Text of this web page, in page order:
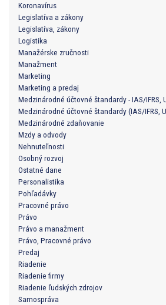
Koronavírus
Legislatíva a zákony
Legislatíva, zákony
Logistika
Manažérske zručnosti
Manažment
Marketing
Marketing a predaj
Medzinárodné účtovné štandardy - IAS/IFRS,
Medzinárodné účtovné štandardy (IAS/IFRS,
Medzinárodné zdaňovanie
Mzdy a odvody
Nehnuteľnosti
Osobný rozvoj
Ostatné dane
Personalistika
Pohľadávky
Pracovné právo
Právo
Právo a manažment
Právo, Pracovné právo
Predaj
Riadenie
Riadenie firmy
Riadenie ľudských zdrojov
Samospráva